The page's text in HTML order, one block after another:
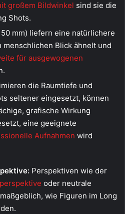
großem Bildwinkel sind sie die
Shots.
mm) liefern eine natürlichere
menschlichen Blick ähnelt und
für ausgewogenen
die Raumtiefe und
seltener eingesetzt, können
grafische Wirkung
eine geeignete
Aufnahmen wird
Perspektiven wie der
oder neutrale
wie Figuren im Long